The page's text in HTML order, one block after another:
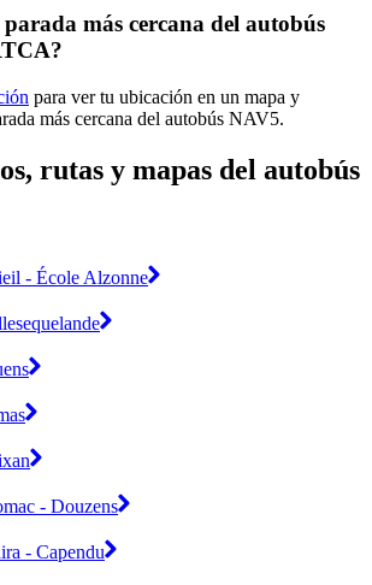
parada más cercana del autobús
para ver tu ubicación en un mapa y
más cercana del autobús NAV5.
rutas y mapas del autobús
- École Alzonne
- Douzens
- Capendu